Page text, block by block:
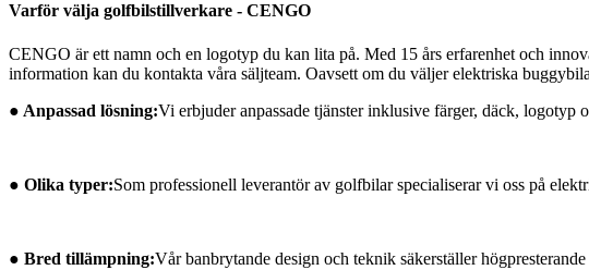
Varför välja golfbilstillverkare - CENGO
CENGO är ett namn och en logotyp du kan lita på. Med 15 års erfarenhet och
information kan du kontakta våra säljteam. Oavsett om du väljer elektriska
● Anpassad lösning:Vi erbjuder anpassade tjänster inklusive färger, däck, logotyp
● Olika typer:Som professionell leverantör av golfbilar specialiserar vi oss på
● Bred tillämpning:Vår banbrytande design och teknik säkerställer